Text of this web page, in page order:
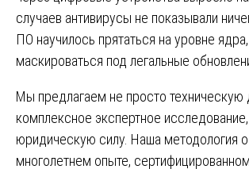
случаев антивирусы не показывали
ПО научилось прятаться на уровне
маскироваться под легальные
Мы предлагаем не просто техническую
комплексное экспертное
юридическую силу. Наша методология
многолетнем опыте,